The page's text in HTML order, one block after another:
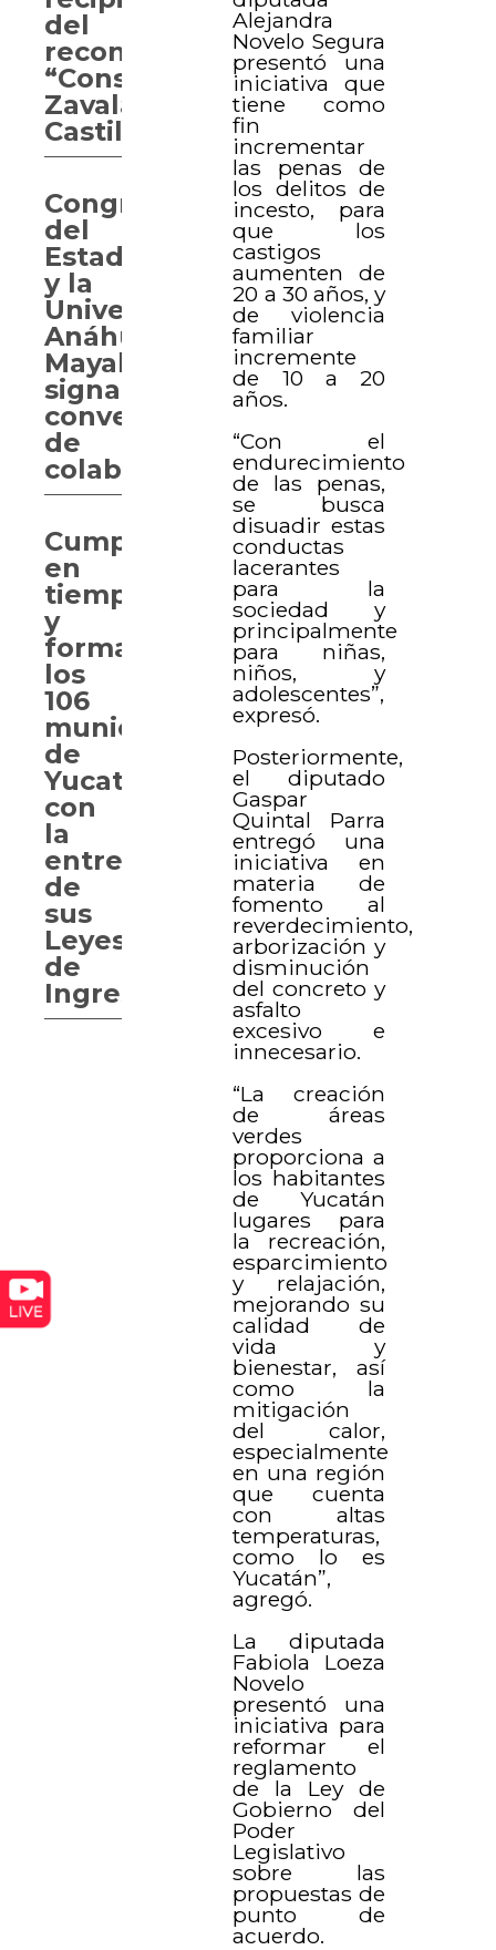
Alejandra
Novelo Segura
presentó una
iniciativa que
tiene como
fin
incrementar
las penas de
los delitos de
incesto, para
que los
castigos
aumenten de
20 a 30 años, y
de violencia
familiar
incremente
de 10 a 20
años.
“Con el
endurecimiento
de las penas,
se busca
disuadir estas
conductas
lacerantes
para la
sociedad y
principalmente
para niñas,
niños, y
adolescentes”,
expresó.
Posteriormente,
el diputado
Gaspar
Quintal Parra
entregó una
iniciativa en
materia de
fomento al
reverdecimiento,
arborización y
disminución
del concreto y
asfalto
excesivo e
innecesario.
“La creación
de áreas
verdes
proporciona a
los habitantes
de Yucatán
lugares para
la recreación,
esparcimiento
y relajación,
mejorando su
calidad de
vida y
bienestar, así
como la
mitigación
del calor,
especialmente
en una región
que cuenta
con altas
temperaturas,
como lo es
Yucatán”,
agregó.
La diputada
Fabiola Loeza
Novelo
presentó una
iniciativa para
reformar el
reglamento
de la Ley de
Gobierno del
Poder
Legislativo
sobre las
propuestas de
punto de
acuerdo.
del
reconocimiento
“Consuelo
Zavala
Castillo”
Congreso
del
Estado
y la
Universidad
Anáhuac
Mayab
signan
convenio
de
colaboración
Cumplen
en
tiempo
y
forma
los
106
municipios
de
Yucatán
con
la
entrega
de
sus
Leyes
de
Ingresos